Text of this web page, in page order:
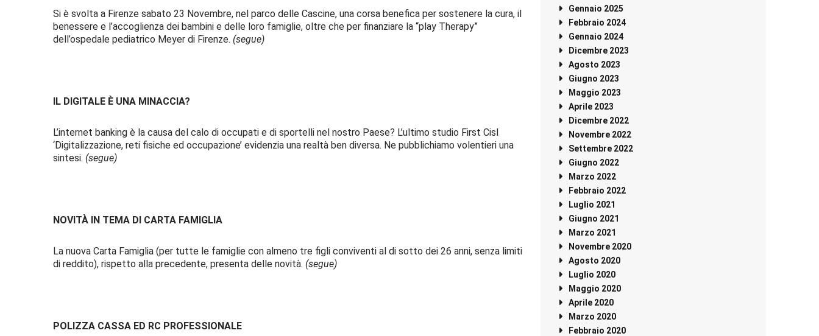
Si è svolta a Firenze sabato 23 Novembre, nel parco delle Cascine, una corsa benefica per sostenere la cura, il
benessere e l’accoglienza dei bambini e delle loro famiglie, oltre che per finanziare la “play Therapy”
dell’ospedale pediatrico Meyer di Firenze. (segue)
IL DIGITALE È UNA MINACCIA?
L’internet banking è la causa del calo di occupati e di sportelli nel nostro Paese? L’ultimo studio First Cisl
‘Digitalizzazione, reti fisiche ed occupazione’ evidenzia una realtà ben diversa. Ne pubblichiamo volentieri una
sintesi. (segue)
NOVITÀ IN TEMA DI CARTA FAMIGLIA
La nuova Carta Famiglia (per tutte le famiglie con almeno tre figli conviventi al di sotto dei 26 anni, senza limiti
di reddito), rispetto alla precedente, presenta delle novità. (segue)
POLIZZA CASSA ED RC PROFESSIONALE
Gennaio 2025
Febbraio 2024
Gennaio 2024
Dicembre 2023
Agosto 2023
Giugno 2023
Maggio 2023
Aprile 2023
Dicembre 2022
Novembre 2022
Settembre 2022
Giugno 2022
Marzo 2022
Febbraio 2022
Luglio 2021
Giugno 2021
Marzo 2021
Novembre 2020
Agosto 2020
Luglio 2020
Maggio 2020
Aprile 2020
Marzo 2020
Febbraio 2020